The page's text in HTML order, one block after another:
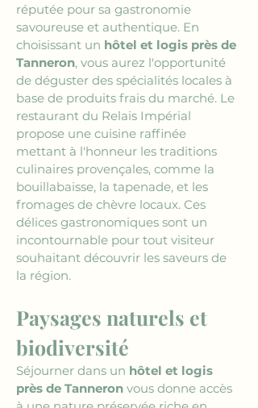
réputée pour sa gastronomie
savoureuse et authentique. En
choisissant un hôtel et logis près de
Tanneron, vous aurez l'opportunité
de déguster des spécialités locales à
base de produits frais du marché. Le
restaurant du Relais Impérial
propose une cuisine raffinée
mettant à l'honneur les traditions
culinaires provençales, comme la
bouillabaisse, la tapenade, et les
fromages de chèvre locaux. Ces
délices gastronomiques sont un
incontournable pour tout visiteur
souhaitant découvrir les saveurs de
la région.
Paysages naturels et
biodiversité
Séjourner dans un hôtel et logis
près de Tanneron vous donne accès